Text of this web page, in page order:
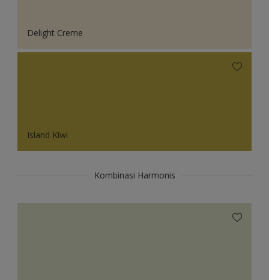
Delight Creme
Island Kiwi
Kombinasi Harmonis